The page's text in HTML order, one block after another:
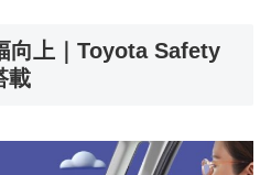
向上｜Toyota Safety
載